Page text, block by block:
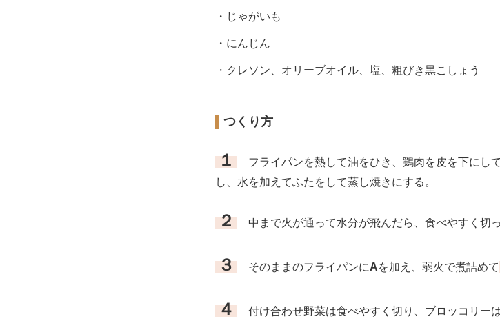
・じゃがいも
・にんじん
・クレソン、オリーブオイル、塩、粗びき黒こしょう
つくり方
１
フライパンを熱して油をひき、鶏肉を皮を下にし
し、水を加えてふたをして蒸し焼きにする。
２ 中まで火が通って水分が飛んだら、食べやすく切っ
３ そのままのフライパンにAを加え、弱火で煮詰めて
４
付け合わせ野菜は食べやすく切り、ブロッコリー